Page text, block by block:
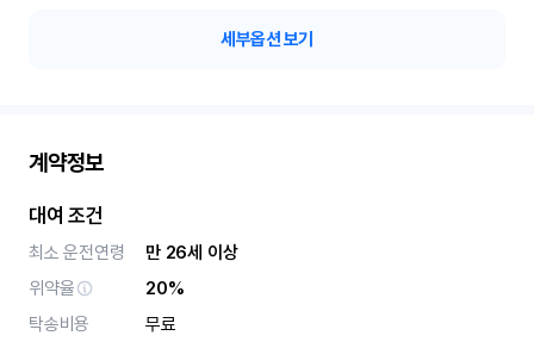
세부옵션 보기
계약정보
대여 조건
최소 운전연령
만 26세 이상
위약율
20%
탁송비용
무료